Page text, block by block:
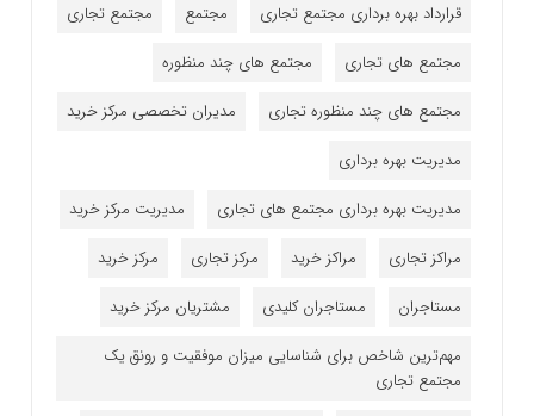
قرارداد بهره برداری مجتمع تجاری
مجتمع
مجتمع تجاری
مجتمع های تجاری
مجتمع های چند منظوره
مجتمع های چند منظوره تجاری
مدیران تخصصی مرکز خرید
مدیریت بهره برداری
مدیریت بهره برداری مجتمع های تجاری
مدیریت مرکز خرید
مراکز تجاری
مراکز خرید مرکز تجاری
مرکز خرید
مستاجران
مستاجران کلیدی
مشتریان مرکز خرید
مهم‌ترین شاخص برای شناسایی میزان موفقیت و رونق یک
مجتمع تجاری